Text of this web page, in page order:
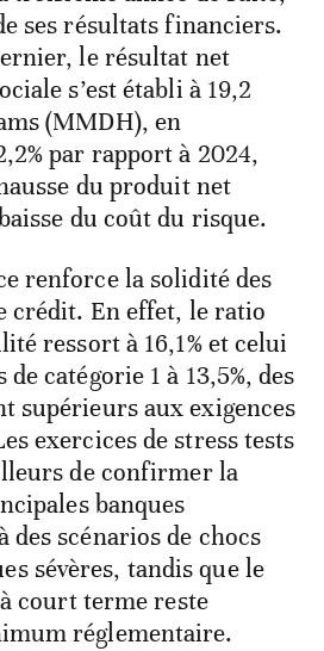
ses résultats financiers.
le résultat net
s’est établi à 19,2
(MMDH), en
par rapport à 2024,
du produit net
du coût du risque.
renforce la solidité des
crédit. En effet, le ratio
ressort à 16,1% et celui
catégorie 1 à 13,5%, des
supérieurs aux exigences
exercices de stress tests
de confirmer la
banques
des scénarios de chocs
sévères, tandis que le
court terme reste
réglementaire.